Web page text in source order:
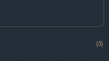
(5)